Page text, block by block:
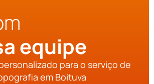
equipe
para o serviço de
em Boituva